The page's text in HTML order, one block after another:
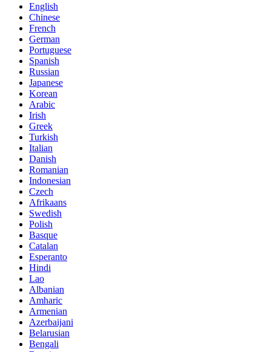
English
Chinese
French
German
Portuguese
Spanish
Russian
Japanese
Korean
Arabic
Irish
Greek
Turkish
Italian
Danish
Romanian
Indonesian
Czech
Afrikaans
Swedish
Polish
Basque
Catalan
Esperanto
Hindi
Lao
Albanian
Amharic
Armenian
Azerbaijani
Belarusian
Bengali